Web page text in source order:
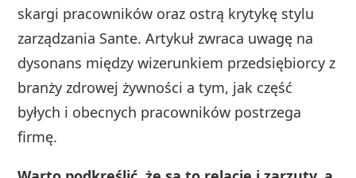
skargi pracowników oraz ostrą krytykę stylu
zarządzania Sante. Artykuł zwraca uwagę na
dysonans między wizerunkiem przedsiębiorcy z
branży zdrowej żywności a tym, jak część
byłych i obecnych pracowników postrzega
firmę.